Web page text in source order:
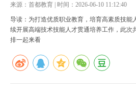
来源：首都教育 | 时间：2026-06-10 11:12:40
导读：为打造优质职业教育，培育高素质技能
续开展高端技术技能人才贯通培养工作，此次
排一起来看